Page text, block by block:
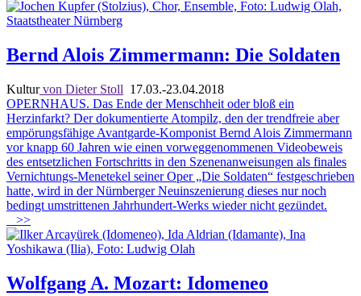
Bernd Alois Zimmermann: Die Soldaten
Kulturvon Dieter Stoll 17.03.-23.04.2018
OPERNHAUS. Das Ende der Menschheit oder bloß ein
Herzinfarkt? Der dokumentierte Atompilz, den der trendfreie aber
empörungsfähige Avantgarde-Komponist Bernd Alois Zimmermann
vor knapp 60 Jahren wie einen vorweggenommenen Videobeweis
des entsetzlichen Fortschritts in den Szenenanweisungen als finales
Vernichtungs-Menetekel seiner Oper „Die Soldaten“ festgeschrieben
hatte, wird in der Nürnberger Neuinszenierung dieses nur noch
bedingt umstrittenen Jahrhundert-Werks wieder nicht gezündet.
>>
Wolfgang A. Mozart: Idomeneo